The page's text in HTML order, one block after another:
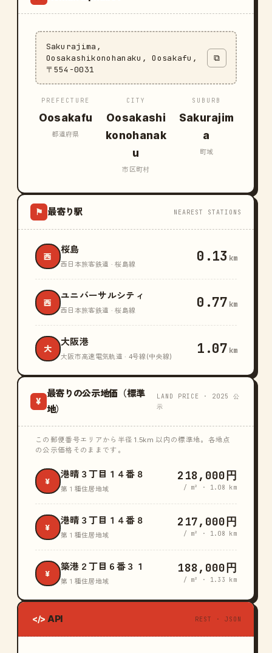
Sakurajima,
Oosakashikonohanaku, Oosakafu,
〒554-0031
⧉
PREFECTURE
Oosakafu
都道府県
CITY
Oosakashi
konohanak
u
市区町村
SUBURB
Sakurajim
a
町域
⚑ 最寄り駅 NEAREST STATIONS
西
桜島
西日本旅客鉄道 · 桜島線 0.13 km
西
ユニバーサルシティ
西日本旅客鉄道 · 桜島線 0.77 km
大
大阪港
大阪市高速電気軌道 · 4号線(中央線) 1.07 km
¥
最寄りの公示地価（標準
地）
LAND PRICE · 2025 公
示
この郵便番号エリアから半径 1.5km 以内の標準地。各地点
の公示価格そのままです。
¥
港晴３丁目１４番８
第１種住居地域
218,000円
/ m² · 1.08 km
¥
港晴３丁目１４番８
第１種住居地域
217,000円
/ m² · 1.08 km
¥
築港２丁目６番３１
第１種住居地域
188,000円
/ m² · 1.33 km
</> API REST · JSON